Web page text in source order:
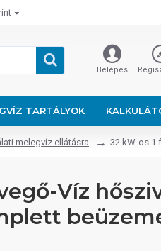
Belépés
TARTÁLYOK
melegvíz ellátásra 32 kW-os 1
Víz